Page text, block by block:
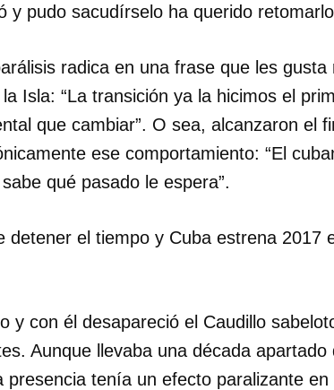
y pudo sacudírselo ha querido
radica en una frase que les gusta
Isla: “La transición ya la hicimos el
que cambiar”. O sea, alcanzaron el
ese comportamiento: “El
qué pasado le espera”.
detener el tiempo y Cuba estrena 2017
y con él desapareció el Caudillo
Aunque llevaba una década apartado
tenía un efecto paralizante en